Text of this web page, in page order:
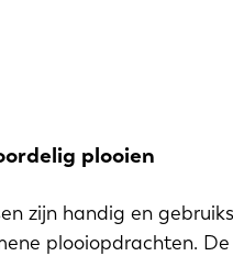
plooien
zijn handig en
plooiopdrachten.